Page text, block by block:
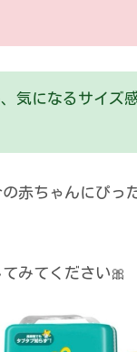
気になるサイズ
赤ちゃんにぴっ
みてください🎀